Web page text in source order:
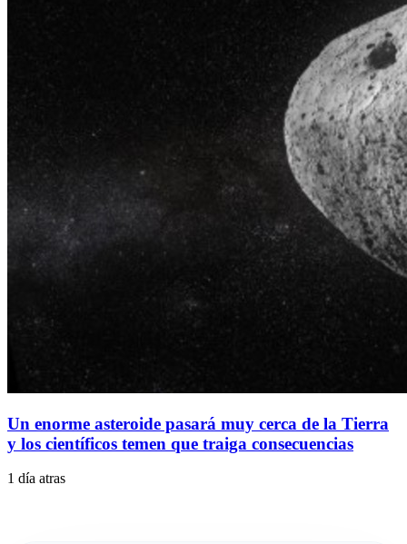
Un enorme asteroide pasará muy cerca de la Tierra
y los científicos temen que traiga consecuencias
1 día atras